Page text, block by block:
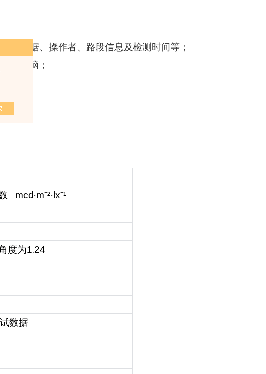
量数据、操作者、路段信息及检测时间等；
至电脑；
；
mcd·m⁻²·lx⁻¹
度为1.24
数据